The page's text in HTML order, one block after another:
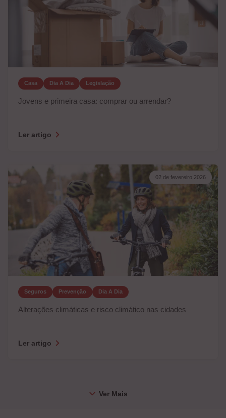
Casa Dia A Dia Legislação
Jovens e primeira casa: comprar ou arrendar?
Ler artigo
02 de fevereiro 2026
Seguros Prevenção Dia A Dia
Alterações climáticas e risco climático nas cidades
Ler artigo